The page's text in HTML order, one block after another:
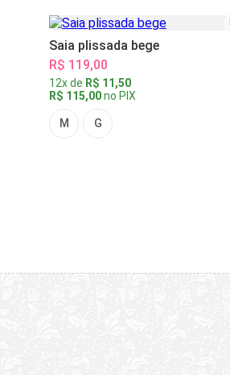
Saia plissada bege
R$ 119,00
12x de R$ 11,50
R$ 115,00no PIX
M G